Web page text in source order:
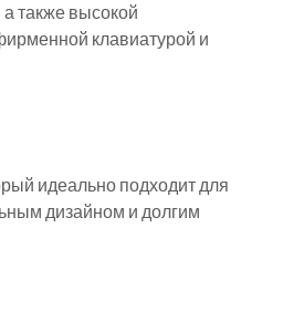
также высокой
клавиатурой и
идеально подходит для
дизайном и долгим